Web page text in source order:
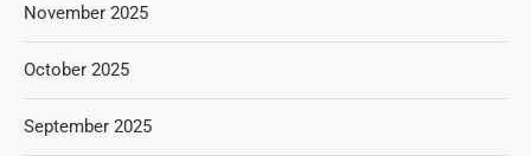
November 2025
October 2025
September 2025